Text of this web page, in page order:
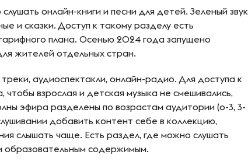
онлайн-книги и песни для детей. Зеленый звук
и сказки. Доступ к такому разделу есть
плана. Осенью 2024 года запущено
жителей отдельных стран.
аудиоспектакли, онлайн-радио. Для доступа к
взрослая и детская музыка не смешивались,
эфира разделены по возрастам аудитории (о-3, 3-
добавить контент себе в коллекцию,
слышать чаще. Есть раздел, где можно слушать
образовательным содержимым.